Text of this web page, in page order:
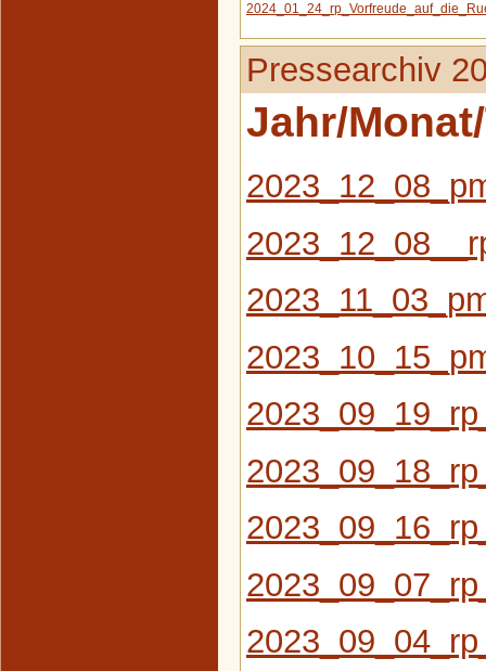
Pressearchiv
Jahr/